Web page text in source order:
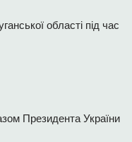
області під час
Президента України